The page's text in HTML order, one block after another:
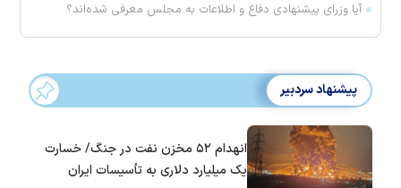
آیا وزرای پیشنهادی دفاع و اطلاعات به مجلس معرفی شده‌اند؟
پیشنهاد سردبیر
انهدام ۵۲ مخزن نفت در جنگ/ خسارت
یک میلیارد دلاری به تأسیسات ایران